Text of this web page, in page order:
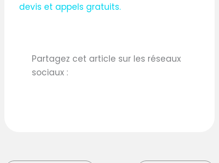
devis et appels gratuits.
Partagez cet article sur les réseaux
sociaux :